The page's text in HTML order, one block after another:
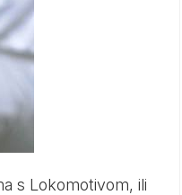
s Lokomotivom, ili